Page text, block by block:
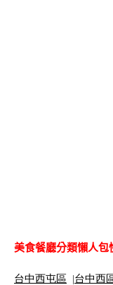
美食餐廳分類懶人包
台中西屯區 |台中西